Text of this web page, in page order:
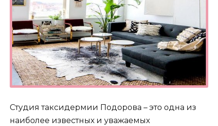
Студия таксидермии Подорова – это одна из
наиболее известных и уважаемых